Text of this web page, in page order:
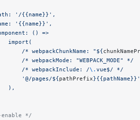
'/{{name}}',
'{{name}}',
() =>
import(
/* webpackChunkName: "${
/* webpackMode: "WEBPACK_MODE" */
/* webpackInclude: /
\. vue$/ */
'@/pages/${
pathPrefix}{{pathName}}'
),
*/